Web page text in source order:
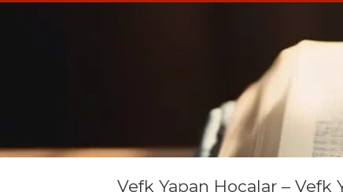
Vefk Yapan Hocalar – Vefk